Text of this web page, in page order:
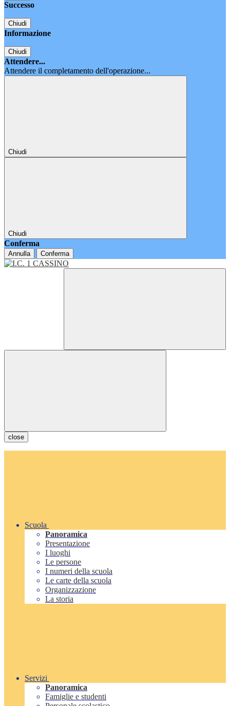
Successo
Chiudi
Informazione
Chiudi
Attendere...
Attendere il completamento dell'operazione...
Chiudi
Chiudi
Conferma
Annulla Conferma
close
Scuola
Panoramica
Presentazione
I luoghi
Le persone
I numeri della scuola
Le carte della scuola
Organizzazione
La storia
Servizi
Panoramica
Famiglie e studenti